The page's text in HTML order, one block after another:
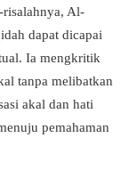
risalahnya, Al-
dapat dicapai
Ia mengkritik
tanpa melibatkan
akal dan hati
pemahaman